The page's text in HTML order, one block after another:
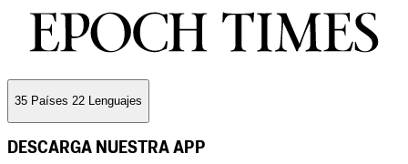
35 Países 22 Lenguajes
DESCARGA NUESTRA APP